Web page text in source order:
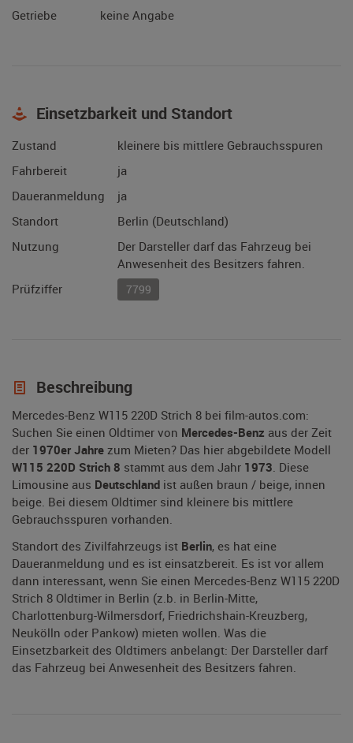
Getriebe
keine Angabe
Einsetzbarkeit und Standort
Zustand
kleinere bis mittlere Gebrauchsspuren
Fahrbereit
ja
Daueranmeldung
ja
Standort
Berlin (Deutschland)
Nutzung
Der Darsteller darf das Fahrzeug bei
Anwesenheit des Besitzers fahren.
Prüfziffer
7799
Beschreibung
Mercedes-Benz W115 220D Strich 8 bei film-autos.com:
Suchen Sie einen Oldtimer von Mercedes-Benz aus der Zeit
der 1970er Jahre zum Mieten? Das hier abgebildete Modell
W115 220D Strich 8 stammt aus dem Jahr 1973. Diese
Limousine aus Deutschland ist außen braun / beige, innen
beige. Bei diesem Oldtimer sind kleinere bis mittlere
Gebrauchsspuren vorhanden.
Standort des Zivilfahrzeugs ist Berlin, es hat eine
Daueranmeldung und es ist einsatzbereit. Es ist vor allem
dann interessant, wenn Sie einen Mercedes-Benz W115 220D
Strich 8 Oldtimer in Berlin (z.b. in Berlin-Mitte,
Charlottenburg-Wilmersdorf, Friedrichshain-Kreuzberg,
Neukölln oder Pankow) mieten wollen. Was die
Einsetzbarkeit des Oldtimers anbelangt: Der Darsteller darf
das Fahrzeug bei Anwesenheit des Besitzers fahren.